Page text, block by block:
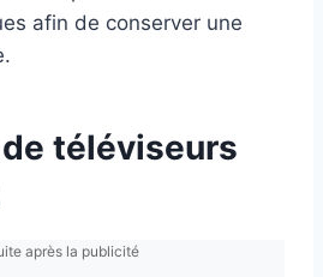
afin de conserver une
téléviseurs
après la publicité